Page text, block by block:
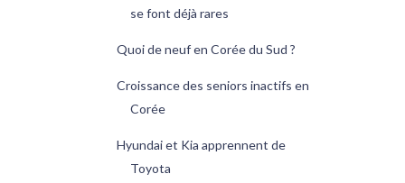
se font déjà rares
Quoi de neuf en Corée du Sud ?
Croissance des seniors inactifs en
Corée
Hyundai et Kia apprennent de
Toyota